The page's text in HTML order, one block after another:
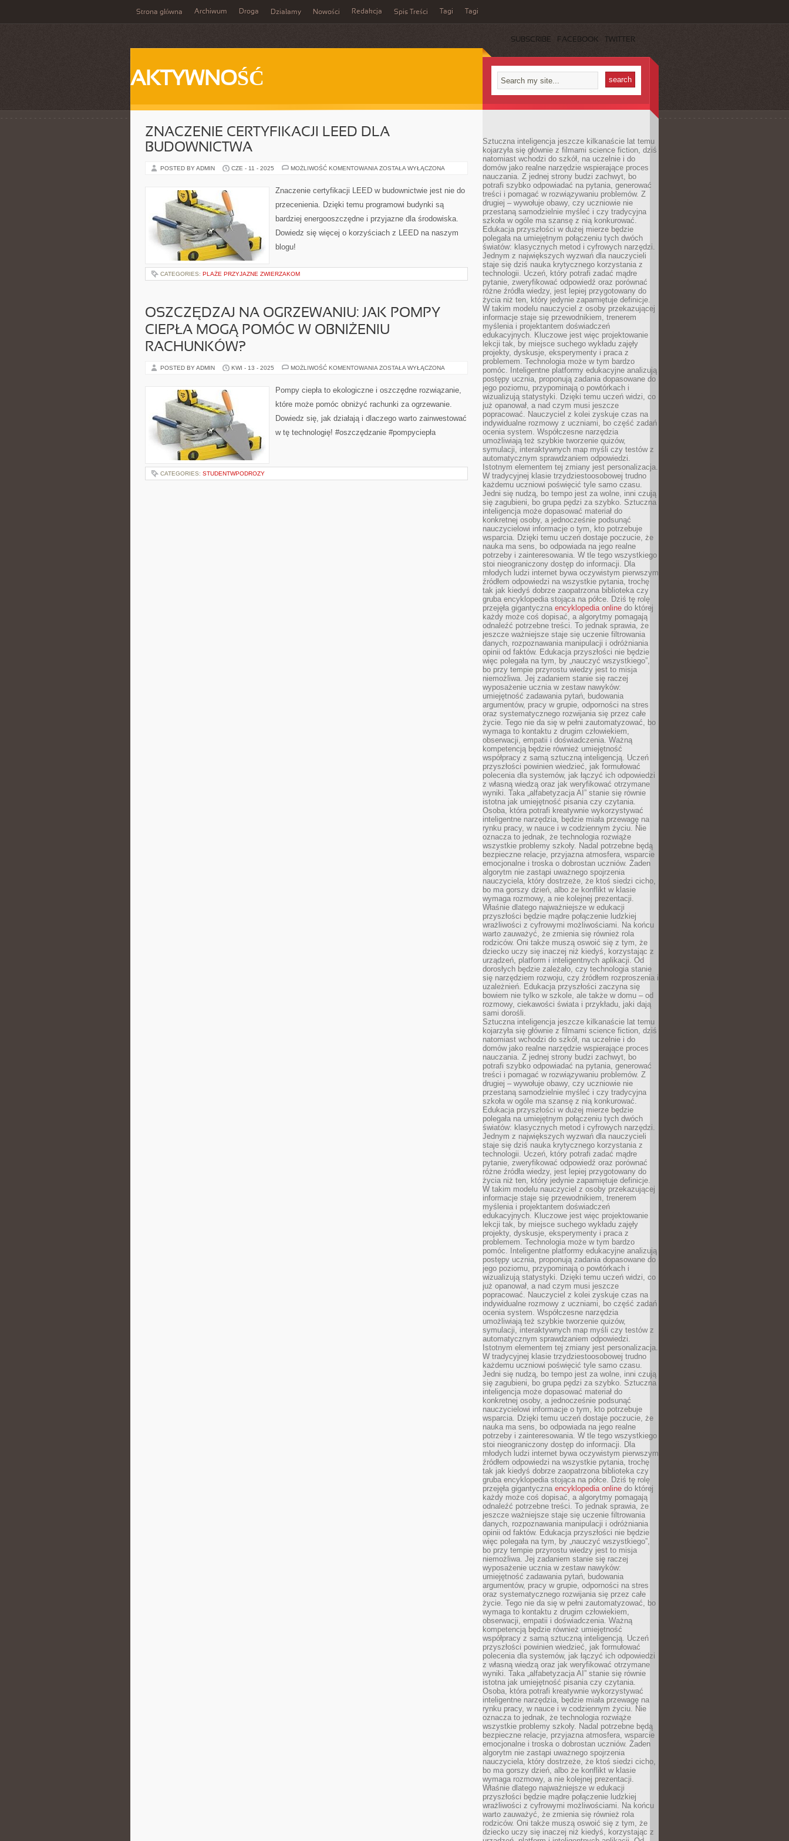
Strona główna Archiwum Droga Działamy Nowości Redakcja Spis Treści Tagi Tagi
SUBSCRIBE FACEBOOK TWITTER
AKTYWNOŚĆ
ZNACZENIE CERTYFIKACJI LEED DLA
BUDOWNICTWA
POSTED BY ADMIN CZE - 11 - 2025 MOŻLIWOŚĆ KOMENTOWANIA ZNACZENIE
DLA
BUDOWNICTWA
ZOSTAŁA WYŁĄCZONA
Znaczenie certyfikacji LEED w budownictwie jest nie do
przecenienia. Dzięki temu programowi budynki są
bardziej energooszczędne i przyjazne dla środowiska.
Dowiedz się więcej o korzyściach z LEED na naszym
blogu!
CATEGORIES: PLAŻE PRZYJAZNE ZWIERZAKOM
OSZCZĘDZAJ NA OGRZEWANIU: JAK POMPY
CIEPŁA MOGĄ POMÓC W OBNIŻENIU
RACHUNKÓW?
POSTED BY ADMIN KWI - 13 - 2025 MOŻLIWOŚĆ KOMENTOWANIA OSZCZĘDZAJ
POMPY
MOGĄ
W
RACHUNKÓW?
ZOSTAŁA WYŁĄCZONA
Pompy ciepła to ekologiczne i oszczędne rozwiązanie,
które może pomóc obniżyć rachunki za ogrzewanie.
Dowiedz się, jak działają i dlaczego warto zainwestować
w tę technologię! #oszczędzanie #pompyciepła
CATEGORIES: STUDENTWPODROZY
Sztuczna inteligencja jeszcze kilkanaście lat temu
kojarzyła się głównie z filmami science fiction, dziś
natomiast wchodzi do szkół, na uczelnie i do
domów jako realne narzędzie wspierające proces
nauczania. Z jednej strony budzi zachwyt, bo
potrafi szybko odpowiadać na pytania, generować
treści i pomagać w rozwiązywaniu problemów. Z
drugiej – wywołuje obawy, czy uczniowie nie
przestaną samodzielnie myśleć i czy tradycyjna
szkoła w ogóle ma szansę z nią konkurować.
Edukacja przyszłości w dużej mierze będzie
polegała na umiejętnym połączeniu tych dwóch
światów: klasycznych metod i cyfrowych narzędzi.
Jednym z największych wyzwań dla nauczycieli
staje się dziś nauka krytycznego korzystania z
technologii. Uczeń, który potrafi zadać mądre
pytanie, zweryfikować odpowiedź oraz porównać
różne źródła wiedzy, jest lepiej przygotowany do
życia niż ten, który jedynie zapamiętuje definicje.
W takim modelu nauczyciel z osoby przekazującej
informacje staje się przewodnikiem, trenerem
myślenia i projektantem doświadczeń
edukacyjnych. Kluczowe jest więc projektowanie
lekcji tak, by miejsce suchego wykładu zajęły
projekty, dyskusje, eksperymenty i praca z
problemem. Technologia może w tym bardzo
pomóc. Inteligentne platformy edukacyjne analizują
postępy ucznia, proponują zadania dopasowane do
jego poziomu, przypominają o powtórkach i
wizualizują statystyki. Dzięki temu uczeń widzi, co
już opanował, a nad czym musi jeszcze
popracować. Nauczyciel z kolei zyskuje czas na
indywidualne rozmowy z uczniami, bo część zadań
ocenia system. Współczesne narzędzia
umożliwiają też szybkie tworzenie quizów,
symulacji, interaktywnych map myśli czy testów z
automatycznym sprawdzaniem odpowiedzi.
Istotnym elementem tej zmiany jest personalizacja.
W tradycyjnej klasie trzydziestoosobowej trudno
każdemu uczniowi poświęcić tyle samo czasu.
Jedni się nudzą, bo tempo jest za wolne, inni czują
się zagubieni, bo grupa pędzi za szybko. Sztuczna
inteligencja może dopasować materiał do
konkretnej osoby, a jednocześnie podsunąć
nauczycielowi informacje o tym, kto potrzebuje
wsparcia. Dzięki temu uczeń dostaje poczucie, że
nauka ma sens, bo odpowiada na jego realne
potrzeby i zainteresowania. W tle tego wszystkiego
stoi nieograniczony dostęp do informacji. Dla
młodych ludzi internet bywa oczywistym pierwszym
źródłem odpowiedzi na wszystkie pytania, trochę
tak jak kiedyś dobrze zaopatrzona biblioteka czy
gruba encyklopedia stojąca na półce. Dziś tę rolę
przejęła gigantyczna encyklopedia online do której
każdy może coś dopisać, a algorytmy pomagają
odnaleźć potrzebne treści. To jednak sprawia, że
jeszcze ważniejsze staje się uczenie filtrowania
danych, rozpoznawania manipulacji i odróżniania
opinii od faktów. Edukacja przyszłości nie będzie
więc polegała na tym, by „nauczyć wszystkiego”,
bo przy tempie przyrostu wiedzy jest to misja
niemożliwa. Jej zadaniem stanie się raczej
wyposażenie ucznia w zestaw nawyków:
umiejętność zadawania pytań, budowania
argumentów, pracy w grupie, odporności na stres
oraz systematycznego rozwijania się przez całe
życie. Tego nie da się w pełni zautomatyzować, bo
wymaga to kontaktu z drugim człowiekiem,
obserwacji, empatii i doświadczenia. Ważną
kompetencją będzie również umiejętność
współpracy z samą sztuczną inteligencją. Uczeń
przyszłości powinien wiedzieć, jak formułować
polecenia dla systemów, jak łączyć ich odpowiedzi
z własną wiedzą oraz jak weryfikować otrzymane
wyniki. Taka „alfabetyzacja AI” stanie się równie
istotna jak umiejętność pisania czy czytania.
Osoba, która potrafi kreatywnie wykorzystywać
inteligentne narzędzia, będzie miała przewagę na
rynku pracy, w nauce i w codziennym życiu. Nie
oznacza to jednak, że technologia rozwiąże
wszystkie problemy szkoły. Nadal potrzebne będą
bezpieczne relacje, przyjazna atmosfera, wsparcie
emocjonalne i troska o dobrostan uczniów. Żaden
algorytm nie zastąpi uważnego spojrzenia
nauczyciela, który dostrzeże, że ktoś siedzi cicho,
bo ma gorszy dzień, albo że konflikt w klasie
wymaga rozmowy, a nie kolejnej prezentacji.
Właśnie dlatego najważniejsze w edukacji
przyszłości będzie mądre połączenie ludzkiej
wrażliwości z cyfrowymi możliwościami. Na końcu
warto zauważyć, że zmienia się również rola
rodziców. Oni także muszą oswoić się z tym, że
dziecko uczy się inaczej niż kiedyś, korzystając z
urządzeń, platform i inteligentnych aplikacji. Od
dorosłych będzie zależało, czy technologia stanie
się narzędziem rozwoju, czy źródłem rozproszenia i
uzależnień. Edukacja przyszłości zaczyna się
bowiem nie tylko w szkole, ale także w domu – od
rozmowy, ciekawości świata i przykładu, jaki dają
sami dorośli.
Sztuczna inteligencja jeszcze kilkanaście lat temu
kojarzyła się głównie z filmami science fiction, dziś
natomiast wchodzi do szkół, na uczelnie i do
domów jako realne narzędzie wspierające proces
nauczania. Z jednej strony budzi zachwyt, bo
potrafi szybko odpowiadać na pytania, generować
treści i pomagać w rozwiązywaniu problemów. Z
drugiej – wywołuje obawy, czy uczniowie nie
przestaną samodzielnie myśleć i czy tradycyjna
szkoła w ogóle ma szansę z nią konkurować.
Edukacja przyszłości w dużej mierze będzie
polegała na umiejętnym połączeniu tych dwóch
światów: klasycznych metod i cyfrowych narzędzi.
Jednym z największych wyzwań dla nauczycieli
staje się dziś nauka krytycznego korzystania z
technologii. Uczeń, który potrafi zadać mądre
pytanie, zweryfikować odpowiedź oraz porównać
różne źródła wiedzy, jest lepiej przygotowany do
życia niż ten, który jedynie zapamiętuje definicje.
W takim modelu nauczyciel z osoby przekazującej
informacje staje się przewodnikiem, trenerem
myślenia i projektantem doświadczeń
edukacyjnych. Kluczowe jest więc projektowanie
lekcji tak, by miejsce suchego wykładu zajęły
projekty, dyskusje, eksperymenty i praca z
problemem. Technologia może w tym bardzo
pomóc. Inteligentne platformy edukacyjne analizują
postępy ucznia, proponują zadania dopasowane do
jego poziomu, przypominają o powtórkach i
wizualizują statystyki. Dzięki temu uczeń widzi, co
już opanował, a nad czym musi jeszcze
popracować. Nauczyciel z kolei zyskuje czas na
indywidualne rozmowy z uczniami, bo część zadań
ocenia system. Współczesne narzędzia
umożliwiają też szybkie tworzenie quizów,
symulacji, interaktywnych map myśli czy testów z
automatycznym sprawdzaniem odpowiedzi.
Istotnym elementem tej zmiany jest personalizacja.
W tradycyjnej klasie trzydziestoosobowej trudno
każdemu uczniowi poświęcić tyle samo czasu.
Jedni się nudzą, bo tempo jest za wolne, inni czują
się zagubieni, bo grupa pędzi za szybko. Sztuczna
inteligencja może dopasować materiał do
konkretnej osoby, a jednocześnie podsunąć
nauczycielowi informacje o tym, kto potrzebuje
wsparcia. Dzięki temu uczeń dostaje poczucie, że
nauka ma sens, bo odpowiada na jego realne
potrzeby i zainteresowania. W tle tego wszystkiego
stoi nieograniczony dostęp do informacji. Dla
młodych ludzi internet bywa oczywistym pierwszym
źródłem odpowiedzi na wszystkie pytania, trochę
tak jak kiedyś dobrze zaopatrzona biblioteka czy
gruba encyklopedia stojąca na półce. Dziś tę rolę
przejęła gigantyczna encyklopedia online do której
każdy może coś dopisać, a algorytmy pomagają
odnaleźć potrzebne treści. To jednak sprawia, że
jeszcze ważniejsze staje się uczenie filtrowania
danych, rozpoznawania manipulacji i odróżniania
opinii od faktów. Edukacja przyszłości nie będzie
więc polegała na tym, by „nauczyć wszystkiego”,
bo przy tempie przyrostu wiedzy jest to misja
niemożliwa. Jej zadaniem stanie się raczej
wyposażenie ucznia w zestaw nawyków:
umiejętność zadawania pytań, budowania
argumentów, pracy w grupie, odporności na stres
oraz systematycznego rozwijania się przez całe
życie. Tego nie da się w pełni zautomatyzować, bo
wymaga to kontaktu z drugim człowiekiem,
obserwacji, empatii i doświadczenia. Ważną
kompetencją będzie również umiejętność
współpracy z samą sztuczną inteligencją. Uczeń
przyszłości powinien wiedzieć, jak formułować
polecenia dla systemów, jak łączyć ich odpowiedzi
z własną wiedzą oraz jak weryfikować otrzymane
wyniki. Taka „alfabetyzacja AI” stanie się równie
istotna jak umiejętność pisania czy czytania.
Osoba, która potrafi kreatywnie wykorzystywać
inteligentne narzędzia, będzie miała przewagę na
rynku pracy, w nauce i w codziennym życiu. Nie
oznacza to jednak, że technologia rozwiąże
wszystkie problemy szkoły. Nadal potrzebne będą
bezpieczne relacje, przyjazna atmosfera, wsparcie
emocjonalne i troska o dobrostan uczniów. Żaden
algorytm nie zastąpi uważnego spojrzenia
nauczyciela, który dostrzeże, że ktoś siedzi cicho,
bo ma gorszy dzień, albo że konflikt w klasie
wymaga rozmowy, a nie kolejnej prezentacji.
Właśnie dlatego najważniejsze w edukacji
przyszłości będzie mądre połączenie ludzkiej
wrażliwości z cyfrowymi możliwościami. Na końcu
warto zauważyć, że zmienia się również rola
rodziców. Oni także muszą oswoić się z tym, że
dziecko uczy się inaczej niż kiedyś, korzystając z